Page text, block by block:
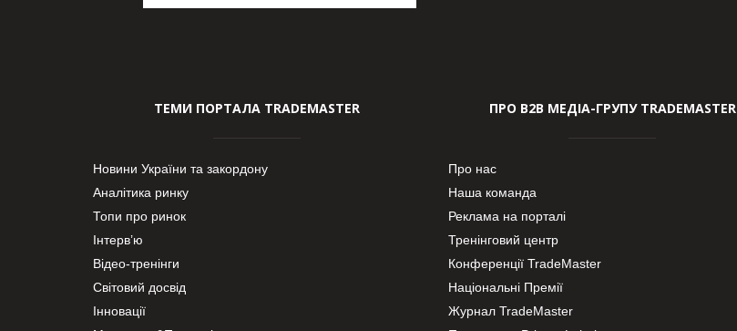
ТЕМИ ПОРТАЛА TRADEMASTER
Новини України та закордону
Аналітика ринку
Топи про ринок
Інтерв’ю
Відео-тренінги
Світовий досвід
Інновації
ПРО В2В МЕДІА-ГРУПУ TRADEMASTER
Про нас
Наша команда
Реклама на порталі
Тренінговий центр
Конференції TradeMaster
Національні Премії
Журнал TradeMaster